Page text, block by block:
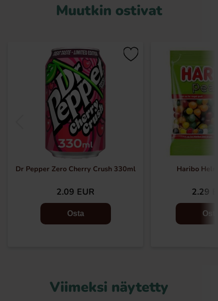
Muutkin ostivat
Dr Pepper Zero Cherry Crush 330ml
2.09 EUR
Osta
Haribo
2.29
Viimeksi näytetty